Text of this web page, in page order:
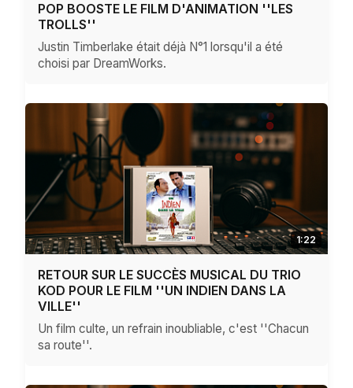
POP BOOSTE LE FILM D'ANIMATION ''LES
TROLLS''
Justin Timberlake était déjà N°1 lorsqu'il a été
choisi par DreamWorks.
1:22
RETOUR SUR LE SUCCÈS MUSICAL DU TRIO
KOD POUR LE FILM ''UN INDIEN DANS LA
VILLE''
Un film culte, un refrain inoubliable, c'est ''Chacun
sa route''.